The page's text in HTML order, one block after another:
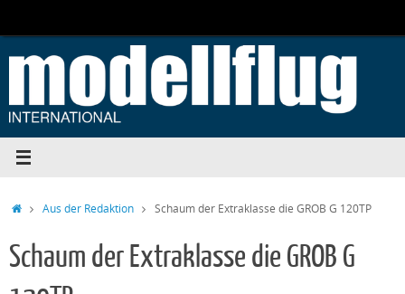
StartAus der Redaktion Schaum der Extraklasse die GROB G 120TP
Schaum der Extraklasse die GROB G